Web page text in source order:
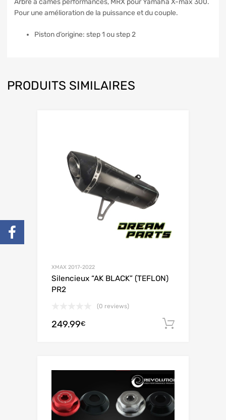
Arbre à cames performances, MRX pour Yamaha X-max 300.
Pour une amélioration de la puissance et du couple.
Piston d’origine: step 1 ou step 2
PRODUITS SIMILAIRES
XMAX 2017-2022
Silencieux “AK BLACK” (TEFLON)
PR2
(0 reviews)
249.99€